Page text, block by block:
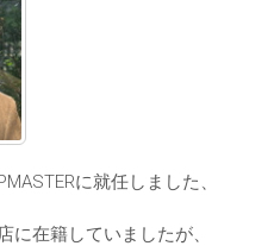
に就任しました、
に在籍していましたが、